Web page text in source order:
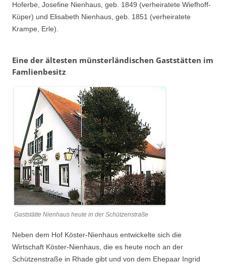
Hoferbe, Josefine Nienhaus, geb. 1849 (verheiratete Wiefhoff-
Küper) und Elisabeth Nienhaus, geb. 1851 (verheiratete
Krampe, Erle).
Eine der ältesten münsterländischen Gaststätten im
Famlienbesitz
Gaststätte Nienhaus heute in der Schützenstraße
Neben dem Hof Köster-Nienhaus entwickelte sich die
Wirtschaft Köster-Nienhaus, die es heute noch an der
Schützenstraße in Rhade gibt und von dem Ehepaar Ingrid